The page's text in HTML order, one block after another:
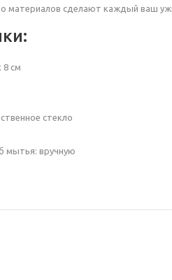
материалов сделают каждый ваш
8 см
стекло
мытья: вручную